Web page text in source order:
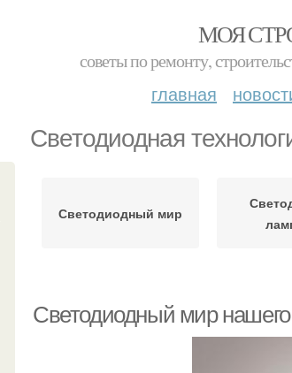
МОЯ
советы по ремонту,
главная
Светодиодная
Светодиодный мир
Светодиодный мир нашего